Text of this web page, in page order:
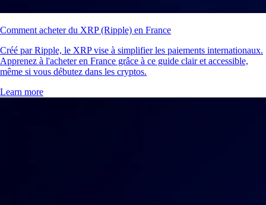
Comment acheter du XRP (Ripple) en France
Créé par Ripple, le XRP vise à simplifier les paiements internationaux.
Apprenez à l'acheter en France grâce à ce guide clair et accessible,
même si vous débutez dans les cryptos.
Learn more